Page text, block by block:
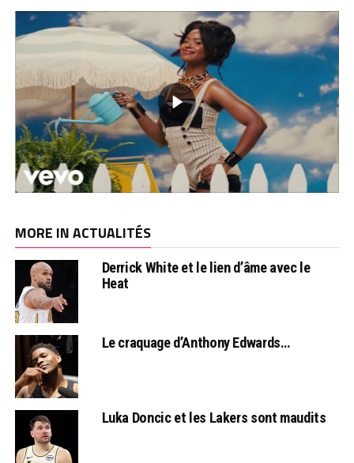
MORE IN ACTUALITÉS
Derrick White et le lien d’âme avec le
Heat
Le craquage d’Anthony Edwards…
Luka Doncic et les Lakers sont maudits